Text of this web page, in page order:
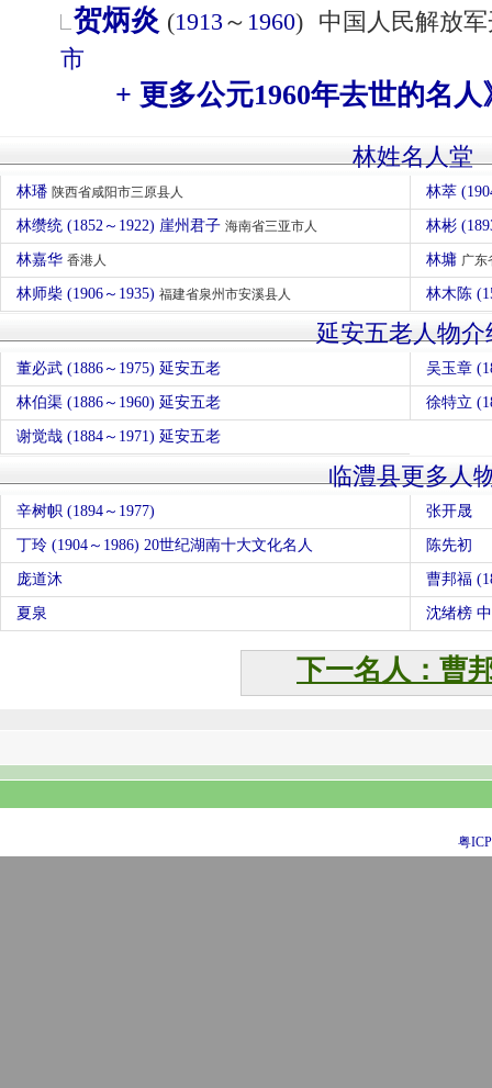
贺炳炎 (1913 ～ 1960) 中国人民解放
市
+ 更多公元1960年去世的名人
林姓名人堂
林璠 陕西省咸阳市三原县人 林萃
林缵统 (1852～1922) 崖州君子 海南省三亚市人 林彬
林嘉华 香港人 林墉 广东
林师柴 (1906～1935) 福建省泉州市安溪县人 林木陈
延安五老人物介
董必武 (1886～1975) 延安五老
林伯渠 (1886～1960) 延安五老 徐特立
谢觉哉 (1884～1971) 延安五老
临澧县更多人
辛树帜 (1894～1977) 张开晟
丁玲 (1904～1986) 20世纪湖南十大文化名人 陈先初
庞道沐 曹邦福
夏泉 沈绪榜
下一名人：曹
粤